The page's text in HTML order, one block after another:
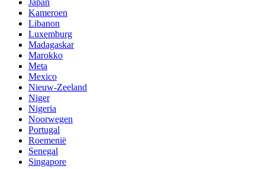
Kameroen
Libanon
Luxemburg
Madagaskar
Marokko
Meta
Mexico
Nieuw-Zeeland
Niger
Nigeria
Noorwegen
Portugal
Roemenië
Senegal
Singapore